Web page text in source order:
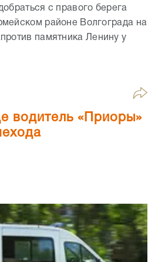
с правого берега
районе Волгограда на
памятника Ленину у
водитель «Приоры»